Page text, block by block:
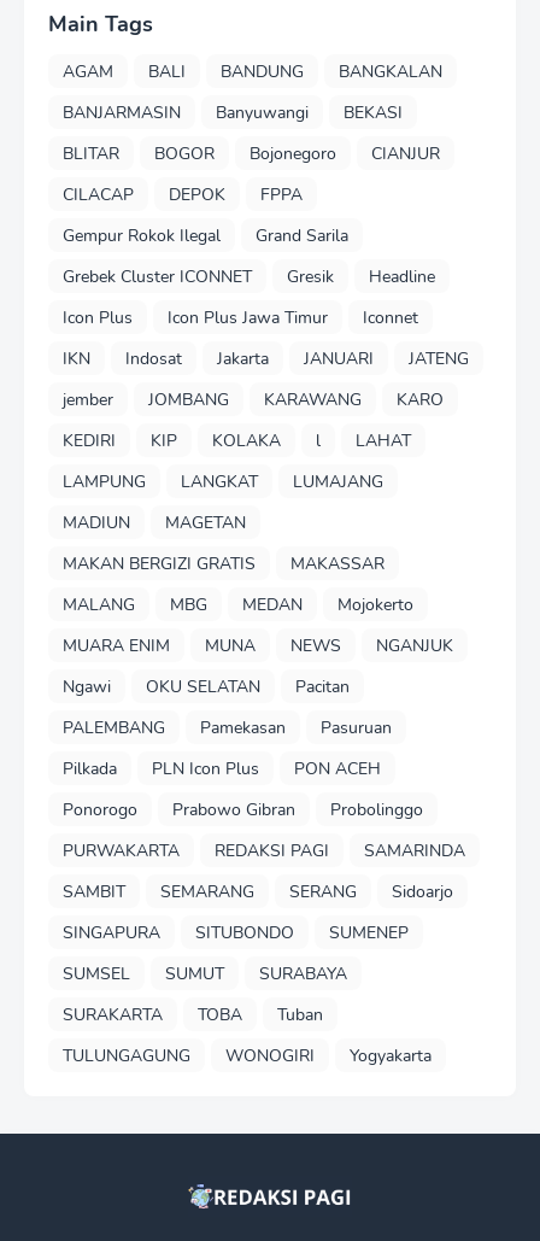
Main Tags
AGAM BALI BANDUNG
BANGKALAN
BANJARMASIN
Banyuwangi
BEKASI
BLITAR
BOGOR Bojonegoro
CIANJUR
CILACAP
DEPOK
FPPA
Gempur Rokok Ilegal
Grand Sarila
Grebek Cluster ICONNET
Gresik
Headline
Icon Plus
Icon Plus Jawa Timur
Iconnet
IKN
Indosat Jakarta JANUARI
JATENG
jember
JOMBANG KARAWANG
KARO
KEDIRI
KIP KOLAKA l
LAHAT
LAMPUNG
LANGKAT
LUMAJANG
MADIUN
MAGETAN
MAKAN BERGIZI GRATIS
MAKASSAR
MALANG
MBG MEDAN
Mojokerto
MUARA ENIM
MUNA NEWS
NGANJUK
Ngawi
OKU SELATAN
Pacitan
PALEMBANG
Pamekasan
Pasuruan
Pilkada
PLN Icon Plus
PON ACEH
Ponorogo
Prabowo Gibran
Probolinggo
PURWAKARTA
REDAKSI PAGI
SAMARINDA
SAMBIT
SEMARANG SERANG
Sidoarjo
SINGAPURA
SITUBONDO
SUMENEP
SUMSEL
SUMUT
SURABAYA
SURAKARTA
TOBA
Tuban
TULUNGAGUNG
WONOGIRI Yogyakarta